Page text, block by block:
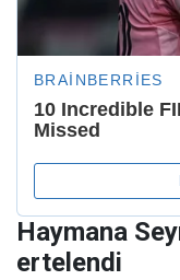
Haymana
ertelendi